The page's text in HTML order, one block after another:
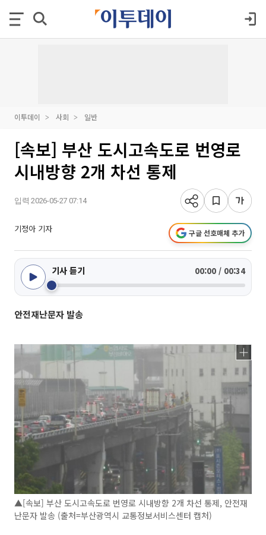
이투데이 사회 일반
[속보] 부산 도시고속도로 번영로
시내방향 2개 차선 통제
입력 2026-05-27 07:14
기정아 기자 구글 선호매체 추가
기사 듣기 00:00 / 00:34
안전재난문자 발송
▲[속보] 부산 도시고속도로 번영로 시내방향 2개 차선 통제, 안전재
난문자 발송 (출처=부산광역시 교통정보서비스센터 캡처)